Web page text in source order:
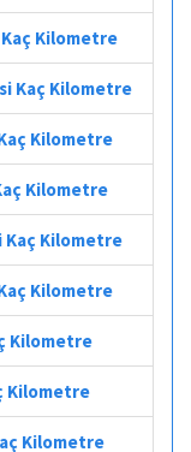
Kaç Kilometre
Kaç Kilometre
Kilometre
Kilometre
Kaç Kilometre
Kilometre
Kilometre
Kilometre
Kilometre